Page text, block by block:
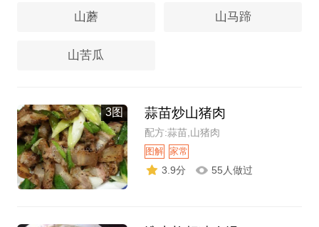
山蘑 山马蹄
山苦瓜
3图 蒜苗炒山猪肉
配方:蒜苗,山猪肉
图解 家常
3.9分 55人做过